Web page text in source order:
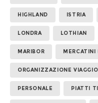
HIGHLAND ISTRIA
LONDRA LOTHIAN
MARIBOR MERCATINI
ORGANIZZAZIONE VIAGGIO
PERSONALE PIATTI